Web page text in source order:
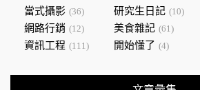
當式攝影 (36) 研究生日記 (10)
網路行銷 (12) 美食雜記 (61)
資訊工程 (111) 開始懂了 (4)